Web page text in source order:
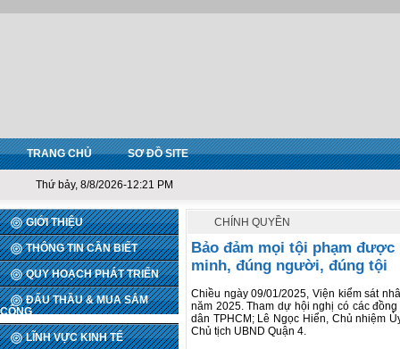
TRANG CHỦ SƠ ĐỒ SITE
Thứ bảy, 8/8/2026-12:21 PM
GIỚI THIỆU
THÔNG TIN CẦN BIẾT
QUY HOẠCH PHÁT TRIỂN
ĐẤU THẦU & MUA SẮM
CÔNG
LĨNH VỰC KINH TẾ
CHÍNH QUYỀN
Bảo đảm mọi tội phạm
minh, đúng người, đúng tội
Chiều ngày 09/01/2025, Viện kiểm sát
năm 2025. Tham dự hội nghị có các
dân TPHCM; Lê Ngọc Hiển, Chủ nhiệm
Chủ tịch UBND Quận 4.